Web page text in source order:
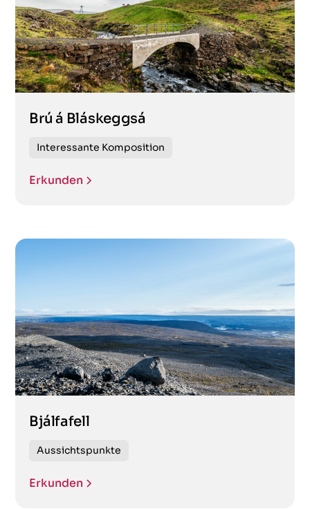
Schluchten
Seen
Täler
Vulkane
Wasserfälle
Brú á Bláskeggsá
Interessante Komposition
Erkunden
Bjálfafell
Aussichtspunkte
Erkunden